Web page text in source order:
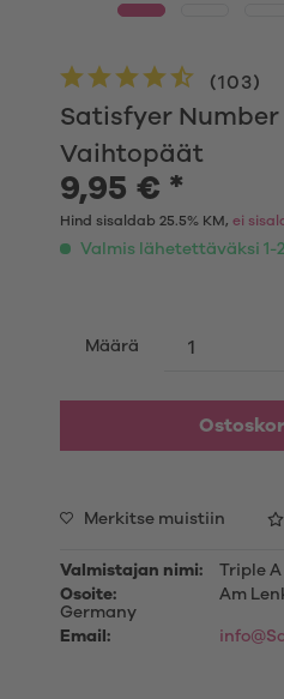
Satisfyer Number
Vaihtopäät
(103)
9,95 € *
Hind sisaldab 25.5% KM, ei
Valmis lähetettäväksi
Määrä
Merkitse muistiin
Valmistajan nimi:
Triple
Osoite:
Am
Germany
Email: